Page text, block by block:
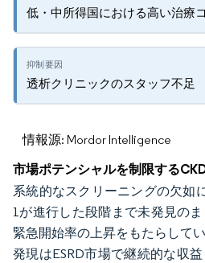
低・中所得国における高い治療
透析クリニックのスタッフ不足
情報源: Mordor Intelligence
市場ポテンシャルを制限する
系統的なスクリーニングの欠如
1が進行した段階まで未発見の
緊急開始率の上昇をもたらして
発現はESRD市場で継続的な収